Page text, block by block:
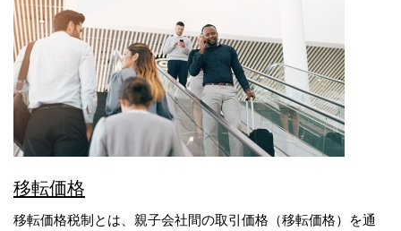
移転価格
移転価格税制とは、親子会社間の取引価格（移転価格）を通